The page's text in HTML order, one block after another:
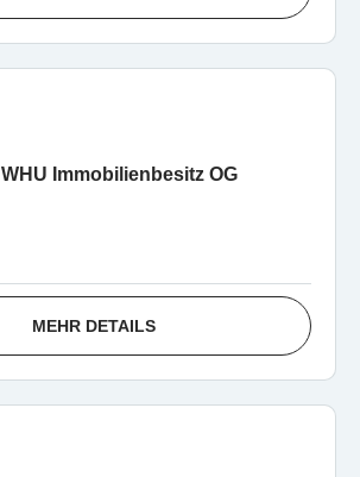
WHU Immobilienbesitz OG
MEHR DETAILS